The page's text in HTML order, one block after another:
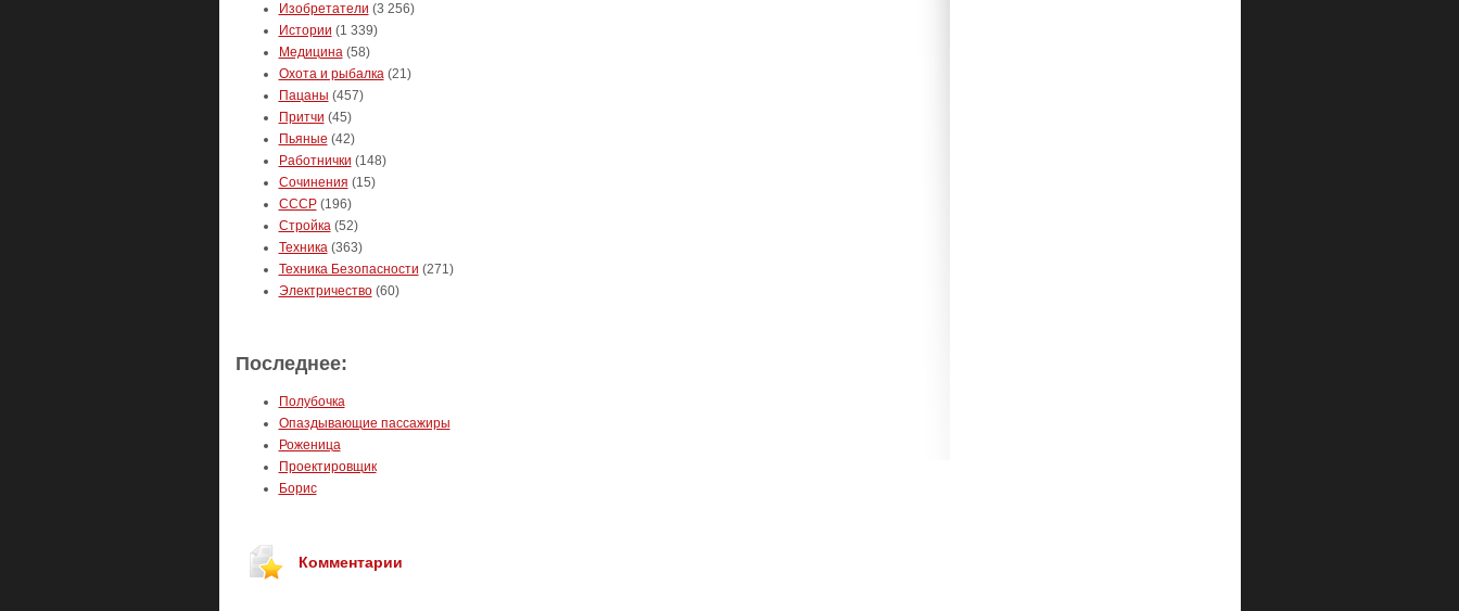
Изобретатели (3 256)
Истории (1 339)
Медицина(58)
Охота и рыбалка(21)
Пацаны (457)
Притчи (45)
Пьяные (42)
Работнички (148)
Сочинения (15)
СССР(196)
Стройка(52)
Техника(363)
Техника Безопасности (271)
Электричество(60)
Последнее:
Полубочка
Опаздывающие пассажиры
Роженица
Проектировщик
Борис
Комментарии